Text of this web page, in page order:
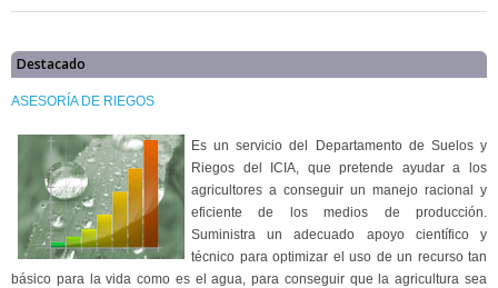
Destacado
ASESORÍA DE RIEGOS
Es un servicio del Departamento de Suelos y
Riegos del ICIA, que pretende ayudar a los
agricultores a conseguir un manejo racional y
eficiente de los medios de producción.
Suministra un adecuado apoyo científico y
técnico para optimizar el uso de un recurso tan
básico para la vida como es el agua, para conseguir que la agricultura sea